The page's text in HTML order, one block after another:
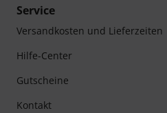
Service
Versandkosten und Lieferzeiten
Hilfe-Center
Gutscheine
Kontakt